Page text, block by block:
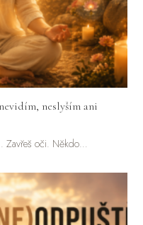
neslyším ani
Zavřeš oči. Někdo…